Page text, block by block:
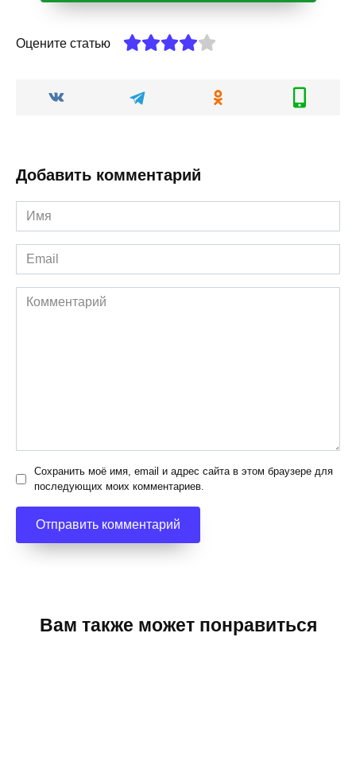
Оцените статью
Добавить комментарий
Имя
*
Email
*
Комментарий
Сохранить моё имя, email и адрес сайта в этом браузере для
последующих моих комментариев.
Вам также может понравиться